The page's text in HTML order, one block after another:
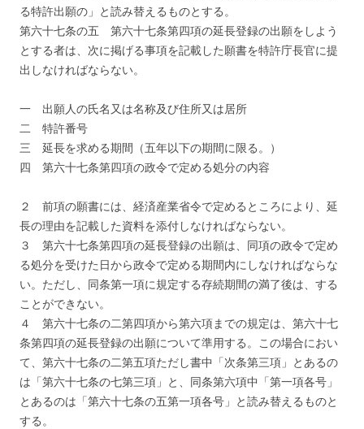
る特許出願の」と読み替えるものとする。
第六十七条の五 第六十七条第四項の延長登録の出願をしよう
とする者は、次に掲げる事項を記載した願書を特許庁長官に提
出しなければならない。
一 出願人の氏名又は名称及び住所又は居所
二 特許番号
三 延長を求める期間（五年以下の期間に限る。）
四 第六十七条第四項の政令で定める処分の内容
２ 前項の願書には、経済産業省令で定めるところにより、延
長の理由を記載した資料を添付しなければならない。
３ 第六十七条第四項の延長登録の出願は、同項の政令で定め
る処分を受けた日から政令で定める期間内にしなければならな
い。ただし、同条第一項に規定する存続期間の満了後は、する
ことができない。
４ 第六十七条の二第四項から第六項までの規定は、第六十七
条第四項の延長登録の出願について準用する。この場合におい
て、第六十七条の二第五項ただし書中「次条第三項」とあるの
は「第六十七条の七第三項」と、同条第六項中「第一項各号」
とあるのは「第六十七条の五第一項各号」と読み替えるものと
する。